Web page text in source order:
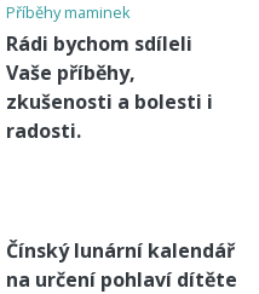
Příběhy maminek
Rádi bychom sdíleli
Vaše příběhy,
zkušenosti a bolesti i
radosti.
Čínský lunární kalendář
na určení pohlaví dítěte